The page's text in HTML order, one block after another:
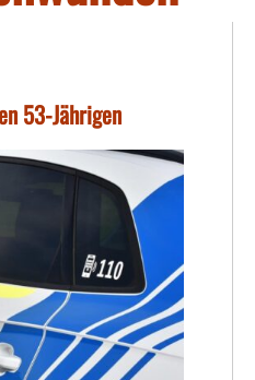
53-Jährigen